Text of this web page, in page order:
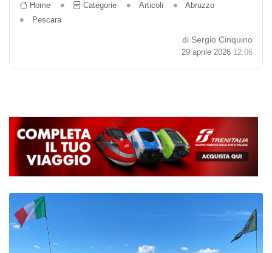
Home Categorie Articoli
Abruzzo
Pescara
di Sergio Cinquino
29 aprile 2026 12:06